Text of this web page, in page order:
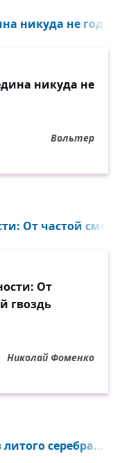
никуда не
никуда не
Вольтер
От частой
От
гвоздь
Николай Фоменко
серебра...